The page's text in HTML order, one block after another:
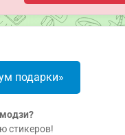
подарки»
стикеров!